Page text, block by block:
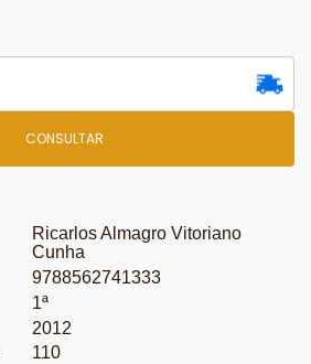
CONSULTAR
Ricarlos Almagro Vitoriano
Cunha
9788562741333
1ª
2012
110